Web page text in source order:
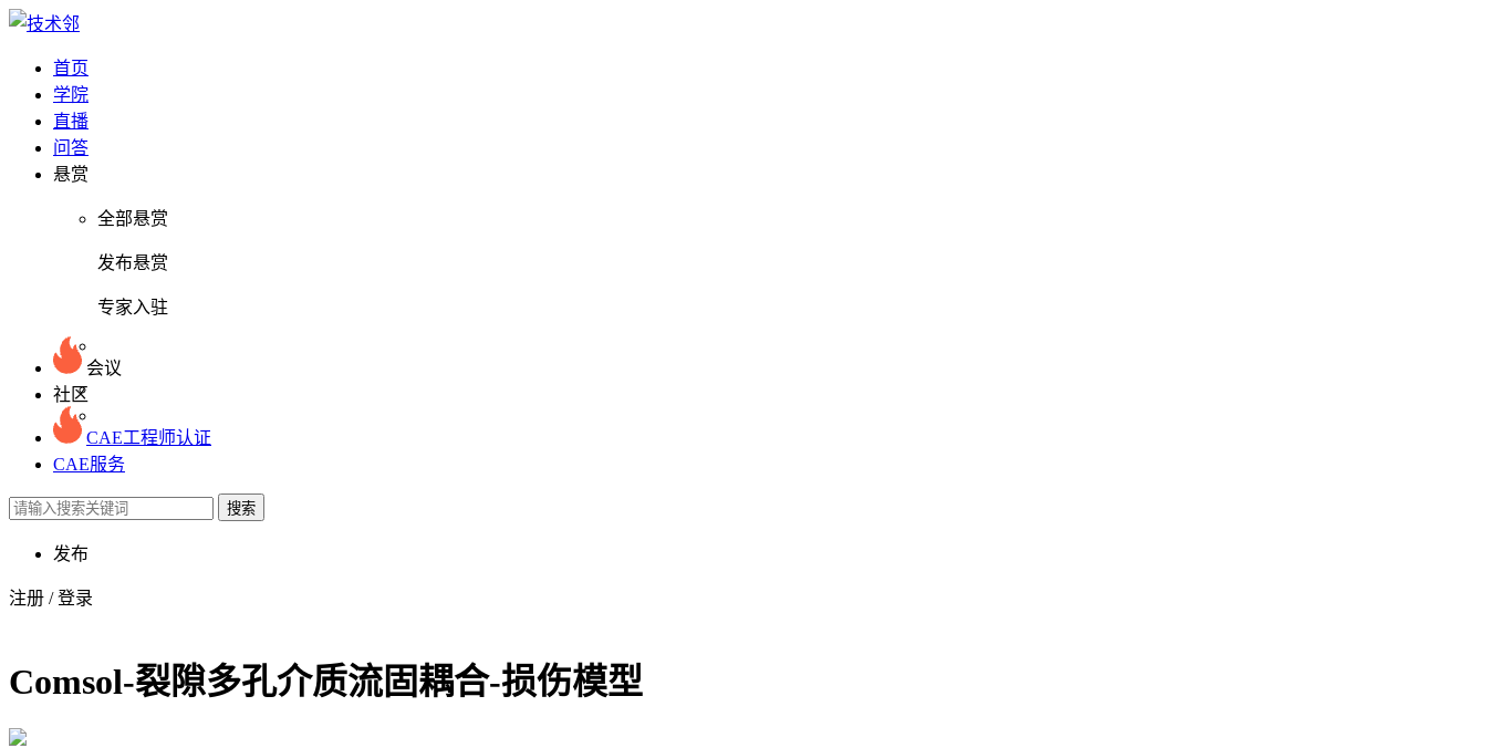
首页
学院
直播
问答
悬赏
全部悬赏
发布悬赏
专家入驻
会议
社区
CAE工程师认证
CAE服务
搜索
发布
注册 /登录
Comsol-裂隙多孔介质流固耦合-损伤模型